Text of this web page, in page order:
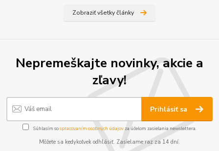
Zobraziť všetky články
Nepremeškajte novinky, akcie a
zľavy!
Prihlásiť sa
Súhlasím sospracovaním osobných údajov za účelom zasielania newslettera.
Môžete sa kedykoľvek odhlásiť. Zasielame raz za 14 dní.